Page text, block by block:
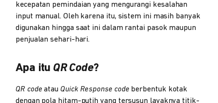
kecepatan pemindaian yang mengurangi kesalahan
input manual. Oleh karena itu, sistem ini masih banyak
digunakan hingga saat ini dalam rantai pasok maupun
penjualan sehari-hari.
Apa itu QR Code?
QR code atau Quick Response code berbentuk kotak
dengan pola hitam-putih yang tersusun layaknya titik-